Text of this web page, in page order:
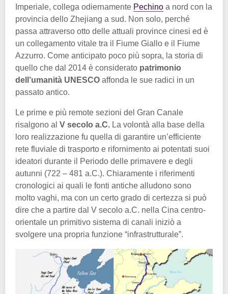
Imperiale, collega odiernamente Pechino a nord con la
provincia dello Zhejiang a sud. Non solo, perché
passa attraverso otto delle attuali province cinesi ed è
un collegamento vitale tra il Fiume Giallo e il Fiume
Azzurro. Come anticipato poco più sopra, la storia di
quello che dal 2014 è considerato patrimonio
dell’umanità UNESCO affonda le sue radici in un
passato antico.
Le prime e più remote sezioni del Gran Canale
risalgono al V secolo a.C. La volontà alla base della
loro realizzazione fu quella di garantire un’efficiente
rete fluviale di trasporto e rifornimento ai potentati suoi
ideatori durante il Periodo delle primavere e degli
autunni (722 – 481 a.C.). Chiaramente i riferimenti
cronologici ai quali le fonti antiche alludono sono
molto vaghi, ma con un certo grado di certezza si può
dire che a partire dal V secolo a.C. nella Cina centro-
orientale un primitivo sistema di canali iniziò a
svolgere una propria funzione “infrastrutturale”.